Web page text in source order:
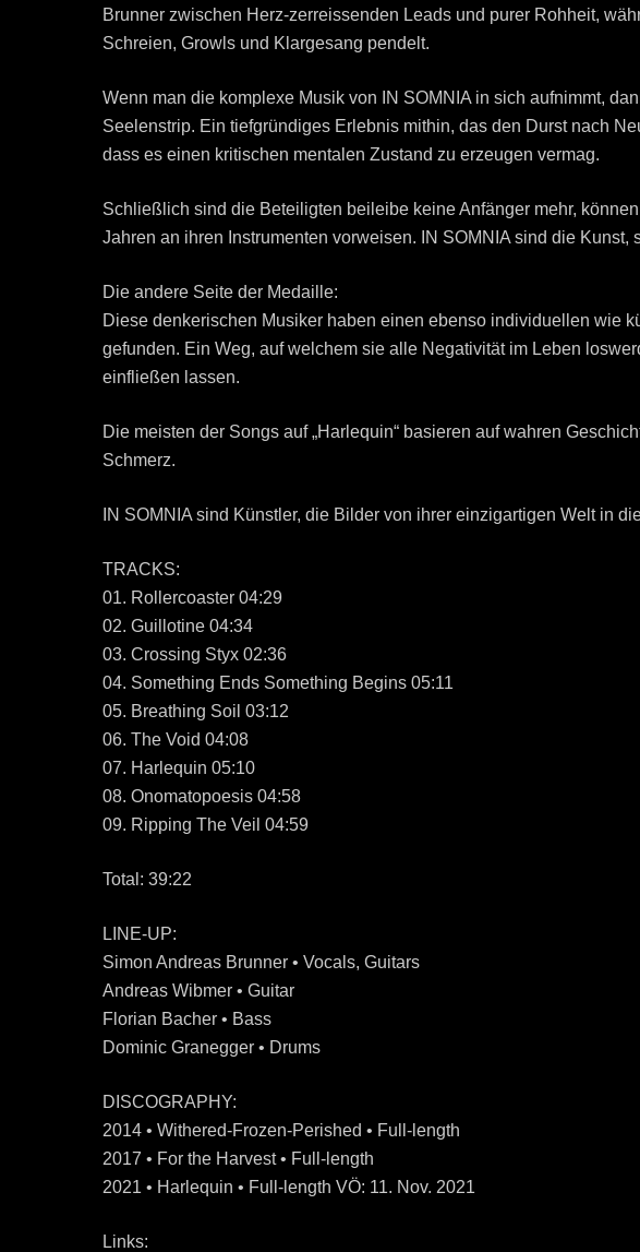
Brunner zwischen Herz-zerreissenden Leads und purer Rohheit,
Schreien, Growls und Klargesang pendelt.
Wenn man die komplexe Musik von IN SOMNIA in sich aufnimmt,
Seelenstrip. Ein tiefgründiges Erlebnis mithin, das den Durst nach
dass es einen kritischen mentalen Zustand zu erzeugen vermag.
Schließlich sind die Beteiligten beileibe keine Anfänger mehr,
Jahren an ihren Instrumenten vorweisen. IN SOMNIA sind die Kunst,
Die andere Seite der Medaille:
Diese denkerischen Musiker haben einen ebenso individuellen wie
gefunden. Ein Weg, auf welchem sie alle Negativität im Leben
einfließen lassen.
Die meisten der Songs auf „Harlequin“ basieren auf wahren
Schmerz.
IN SOMNIA sind Künstler, die Bilder von ihrer einzigartigen Welt in
TRACKS:
01. Rollercoaster 04:29
02. Guillotine 04:34
03. Crossing Styx 02:36
04. Something Ends Something Begins 05:11
05. Breathing Soil 03:12
06. The Void 04:08
07. Harlequin 05:10
08. Onomatopoesis 04:58
09. Ripping The Veil 04:59
Total: 39:22
LINE-UP:
Simon Andreas Brunner • Vocals, Guitars
Andreas Wibmer • Guitar
Florian Bacher • Bass
Dominic Granegger • Drums
DISCOGRAPHY:
2014 • Withered-Frozen-Perished • Full-length
2017 • For the Harvest • Full-length
2021 • Harlequin • Full-length VÖ: 11. Nov. 2021
Links: